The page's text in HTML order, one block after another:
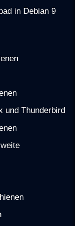
in Debian 9
und Thunderbird